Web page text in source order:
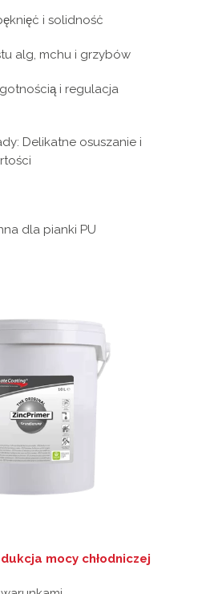
i solidność
alg, mchu i grzybów
i regulacja
Delikatne osuszanie i
dla pianki PU
mocy chłodniczej